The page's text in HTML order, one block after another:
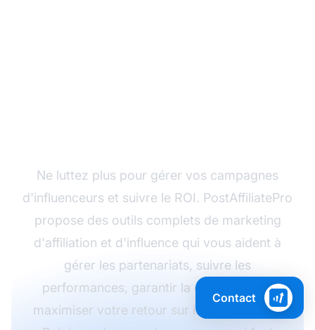
Ne luttez plus pour gérer vos campagnes
d'influenceurs et suivre le ROI. PostAffiliatePro
propose des outils complets de marketing
d'affiliation et d'influence qui vous aident à
gérer les partenariats, suivre les
performances, garantir la conformité et
maximiser votre retour sur investissement.
Contact